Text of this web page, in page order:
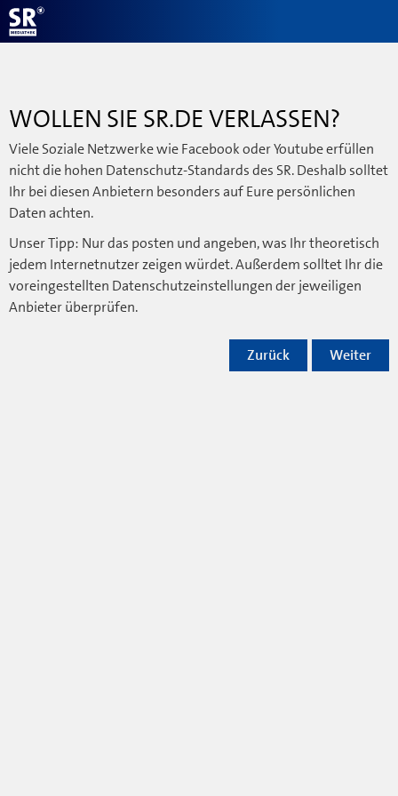
WOLLEN SIE SR.DE VERLASSEN?
Viele Soziale Netzwerke wie Facebook oder Youtube erfüllen
nicht die hohen Datenschutz-Standards des SR. Deshalb solltet
Ihr bei diesen Anbietern besonders auf Eure persönlichen
Daten achten.
Unser Tipp: Nur das posten und angeben, was Ihr theoretisch
jedem Internetnutzer zeigen würdet. Außerdem solltet Ihr die
voreingestellten Datenschutzeinstellungen der jeweiligen
Anbieter überprüfen.
Weiter
Zurück